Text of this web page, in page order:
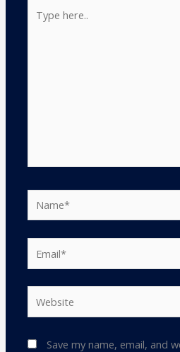
here..
Website
Save my name, email, and